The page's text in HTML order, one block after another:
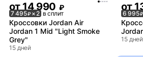
от14 990 ₽
7 495₽× 2 в сплит
Кроссовки Jordan Air
Jordan 1 Mid "Light Smoke
Grey"
15 дней
от
6 995₽
15 дней